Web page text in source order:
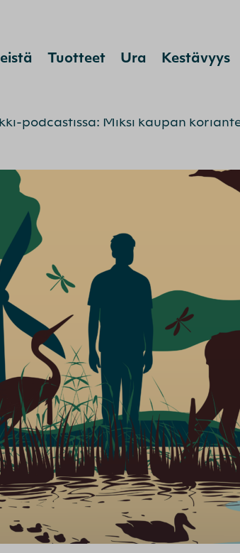
Hyppää sisältöön
Tuotteet Ura Kestävyys
podcastissa: Miksi kaupan